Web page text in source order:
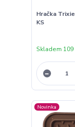
Hračka
KS
Skladem 109
Novinka